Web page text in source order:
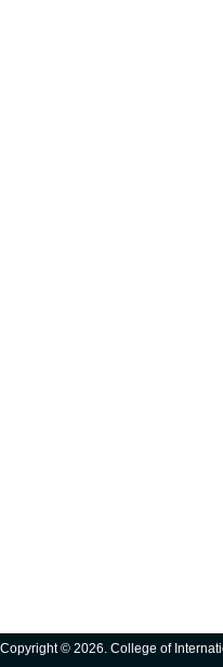
Copyright © 2026. College of